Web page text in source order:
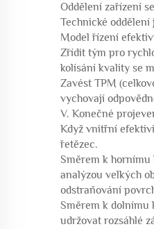
Oddělení zařízení
Technické
Model řízení
Zřídit tým pro
kolísání kvality se
Zavést TPM
vychovají
V. Konečné
Když vnitřní
řetězec.
Směrem k
analýzou velkých
odstraňování
Směrem k dolnímu
udržovat rozsáhlé